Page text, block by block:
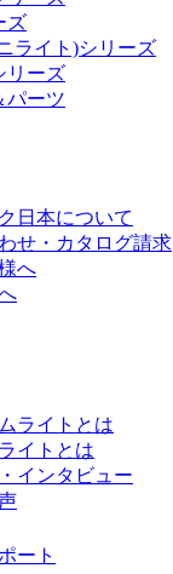
ズ
ライト)シリーズ
リーズ
パーツ
日本について
せ・カタログ請求
へ
ライトとは
イトとは
インタビュー
ート